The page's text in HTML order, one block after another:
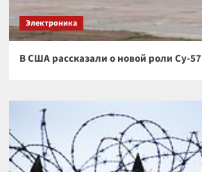
Электроника
В США рассказали о новой роли Су-57